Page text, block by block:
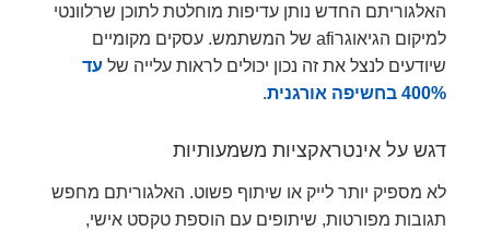
האלגוריתם החדש נותן עדיפות מוחלטת לתוכן שרלוונטי
למיקום הגיאוגרafi של המשתמש. עסקים מקומיים
שיודעים לנצל את זה נכון יכולים לראות עלייה של עד
400% בחשיפה אורגנית
.
דגש על אינטראקציות משמעותיות
לא מספיק יותר לייק או שיתוף פשוט. האלגוריתם מחפש
תגובות מפורטות, שיתופים עם הוספת טקסט אישי,